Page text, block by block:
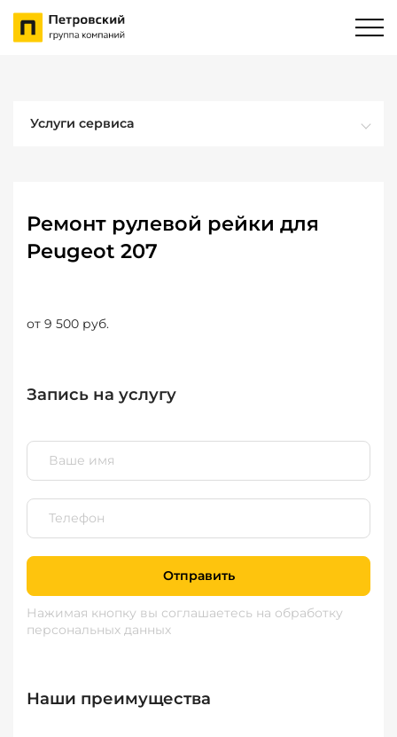
Услуги сервиса
Ремонт рулевой рейки для
Peugeot 207
от 9 500 руб.
Запись на услугу
Отправить
Нажимая кнопку вы соглашаетесь на обработку
персональных данных
Наши преимущества